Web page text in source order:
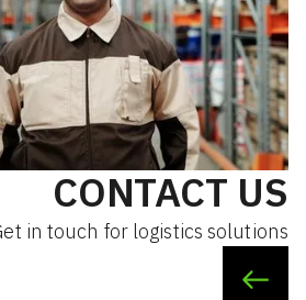
CONTACT US
Get in touch for logistics solutions